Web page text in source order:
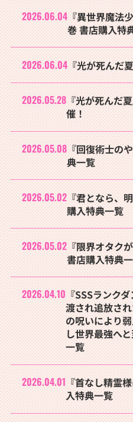
2026.06.04『異世界魔法
巻 書店購入特
2026.06.04『光が死んだ
2026.05.28『光が死んだ
催！
2026.05.08『回復術士の
典一覧
2026.05.02『君となら、
購入特典一覧
2026.05.02『限界オタク
書店購入特典
2026.04.10 『SSSランク
渡され追放さ
の呪いにより
し世界最強へ
一覧
2026.04.01 『首なし精霊
入特典一覧